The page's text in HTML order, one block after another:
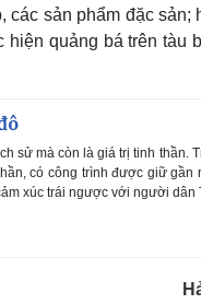
sản phẩm đặc sản;
quảng bá trên tàu
sử mà còn là giá trị tinh thần.
có công trình được giữ gần
xúc trái ngược với người dân